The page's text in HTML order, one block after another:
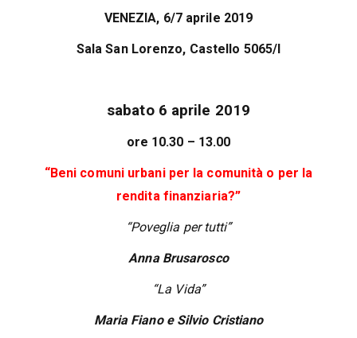
VENEZIA, 6/7 aprile 2019
Sala San Lorenzo, Castello 5065/I
sabato 6 aprile 2019
ore 10.30 – 13.00
“Beni comuni urbani per la comunità o per la
rendita finanziaria?”
“Poveglia per tutti”
Anna Brusarosco
“La Vida”
Maria Fiano e Silvio Cristiano